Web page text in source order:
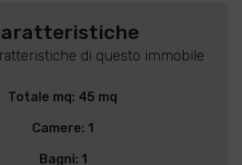
di questo immobile
Totale mq: 45 mq
Camere: 1
Bagni: 1